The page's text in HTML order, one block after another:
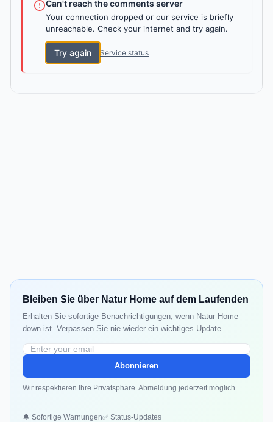
Can't reach the comments server
Your connection dropped or our service is briefly
unreachable. Check your internet and try again.
Try again Service status
Bleiben Sie über Natur Home auf dem Laufenden
Erhalten Sie sofortige Benachrichtigungen, wenn Natur Home
down ist. Verpassen Sie nie wieder ein wichtiges Update.
Abonnieren
Wir respektieren Ihre Privatsphäre. Abmeldung jederzeit möglich.
🔔 Sofortige Warnungen✅ Status-Updates